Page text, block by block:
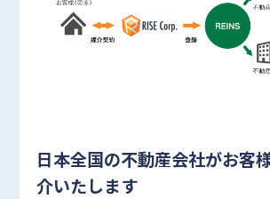
日本全国の不動産会社がお客
介いたします